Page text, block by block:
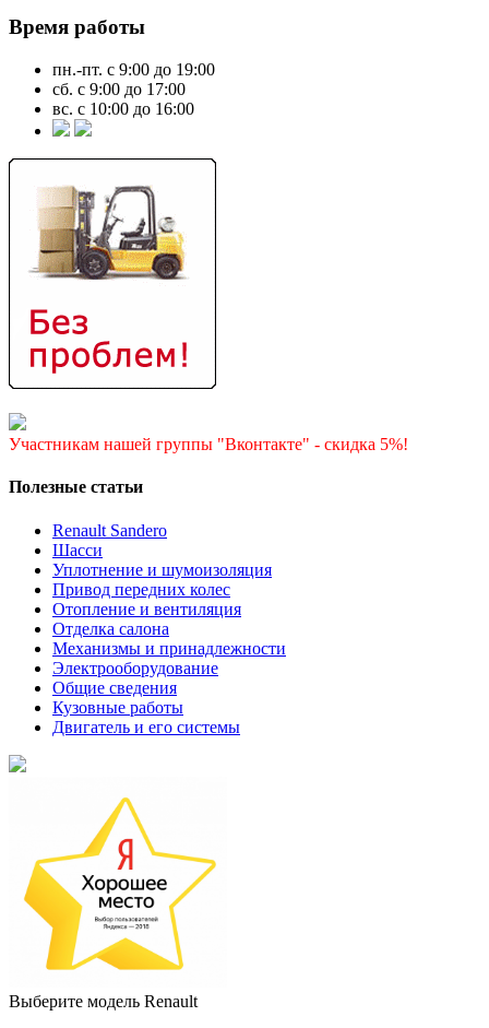
Время работы
пн.-пт. с 9:00 до 19:00
сб. с 9:00 до 17:00
вс. с 10:00 до 16:00
Участникам нашей группы "Вконтакте" - скидка 5%!
Полезные статьи
Renault Sandero
Шасси
Уплотнение и шумоизоляция
Привод передних колес
Отопление и вентиляция
Отделка салона
Механизмы и принадлежности
Электрооборудование
Общие сведения
Кузовные работы
Двигатель и его системы
Выберите модель Renault